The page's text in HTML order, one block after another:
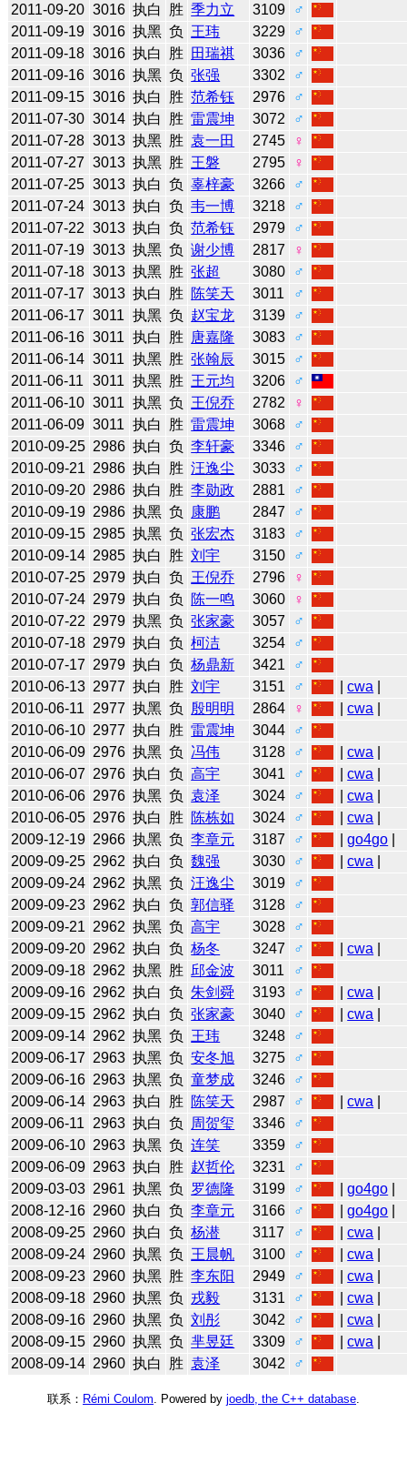
2011-09-20 3016 执白 胜 季力立 3109
♂
2011-09-19 3016 执黑 负 王玮 3229
♂
2011-09-18 3016 执白 胜 田瑞祺 3036
♂
2011-09-16 3016 执黑 负 张强 3302
♂
2011-09-15 3016 执白 胜 范希钰 2976
♂
2011-07-30 3014 执白 胜 雷震坤 3072
♂
2011-07-28 3013 执黑 胜 袁一田 2745
♀
2011-07-27 3013 执黑 胜 王磐 2795
♀
2011-07-25 3013 执白 负 辜梓豪 3266
♂
2011-07-24 3013 执白 负 韦一博 3218
♂
2011-07-22 3013 执白 负 范希钰 2979
♂
2011-07-19 3013 执黑 负 谢少博 2817
♀
2011-07-18 3013 执黑 胜 张超 3080
♂
2011-07-17 3013 执白 胜 陈笑天 3011
♂
2011-06-17 3011 执黑 负 赵宝龙 3139
♂
2011-06-16 3011 执白 胜 唐嘉隆 3083
♂
2011-06-14 3011 执黑 胜 张翰辰 3015
♂
2011-06-11
3011 执黑 胜 王元均 3206
♂
2011-06-10 3011 执黑 负 王倪乔 2782
♀
2011-06-09 3011 执白 胜 雷震坤 3068
♂
2010-09-25 2986 执白 负 李轩豪 3346
♂
2010-09-21 2986 执白 胜 汪逸尘 3033
♂
2010-09-20 2986 执白 胜 李勋政 2881
♂
2010-09-19 2986 执黑 负 康鹏 2847
♂
2010-09-15 2985 执黑 负 张宏杰 3183
♂
2010-09-14 2985 执白 胜 刘宇 3150
♂
2010-07-25 2979 执白 负 王倪乔 2796
♀
2010-07-24 2979 执白 负 陈一鸣 3060
♀
2010-07-22 2979 执黑 负 张家豪 3057
♂
2010-07-18 2979 执白 负 柯洁 3254
♂
2010-07-17 2979 执白 负 杨鼎新 3421
♂
2010-06-13 2977 执白 胜 刘宇 3151 ♂ |cwa
2010-06-11
2977 执黑 负 殷明明 2864 ♀ |cwa
2010-06-10 2977 执白 胜 雷震坤 3044
♂
2010-06-09 2976 执黑 负 冯伟 3128 ♂ |cwa
2010-06-07 2976 执白 负 高宇 3041 ♂ |cwa
2010-06-06 2976 执黑 负 袁泽 3024 ♂ |cwa
2010-06-05 2976 执白 胜 陈栋如 3024 ♂ |cwa
2009-12-19 2966 执黑 负 李章元 3187 ♂ |go4go
2009-09-25 2962 执白 负 魏强 3030 ♂ |cwa
2009-09-24 2962 执黑 负 汪逸尘 3019
♂
2009-09-23 2962 执白 负 郭信驿 3128
♂
2009-09-21 2962 执黑 负 高宇 3028
♂
2009-09-20 2962 执白 负 杨冬 3247 ♂ |cwa
2009-09-18 2962 执黑 胜 邱金波 3011
♂
2009-09-16 2962 执白 负 朱剑舜 3193 ♂ |cwa
2009-09-15 2962 执白 负 张家豪 3040 ♂ |cwa
2009-09-14 2962 执黑 负 王玮 3248
♂
2009-06-17 2963 执黑 负 安冬旭 3275
♂
2009-06-16 2963 执黑 负 童梦成 3246
♂
2009-06-14 2963 执白 胜 陈笑天 2987 ♂ |cwa
2009-06-11
2963 执白 负 周贺玺 3346
♂
2009-06-10 2963 执黑 负 连笑 3359
♂
2009-06-09 2963 执白 胜 赵哲伦 3231
♂
2009-03-03 2961 执黑 负 罗德隆 3199 ♂ |go4go
2008-12-16 2960 执白 负 李章元 3166 ♂ |go4go
2008-09-25 2960 执白 负 杨潜 3117 ♂ |cwa
2008-09-24 2960 执黑 负 王晨帆 3100 ♂ |cwa
2008-09-23 2960 执黑 胜 李东阳 2949 ♂ |cwa
2008-09-18 2960 执黑 负 戎毅 3131 ♂ |cwa
2008-09-16 2960 执黑 负 刘彤 3042 ♂ |cwa
2008-09-15 2960 执黑 负 芈昱廷 3309 ♂ |cwa
2008-09-14 2960 执白 胜 袁泽 3042 ♂
联系： Rémi Coulom . Powered by joedb, the C++ database